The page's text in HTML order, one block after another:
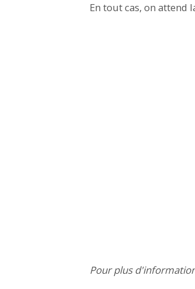
En tout cas, on attend
Pour plus